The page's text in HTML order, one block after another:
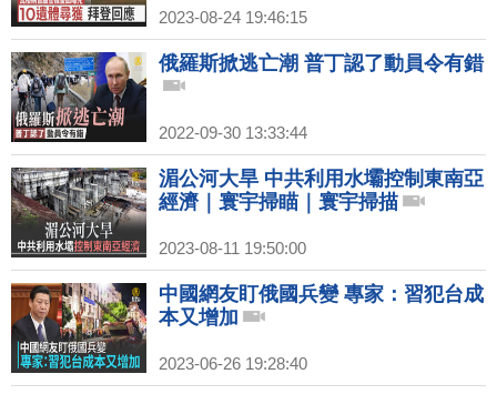
2023-08-24 19:46:15
俄羅斯掀逃亡潮 普丁認了動員令有錯
2022-09-30 13:33:44
湄公河大旱 中共利用水壩控制東南亞
經濟｜寰宇掃瞄｜寰宇掃描
2023-08-11 19:50:00
中國網友盯俄國兵變 專家：習犯台成
本又增加
2023-06-26 19:28:40